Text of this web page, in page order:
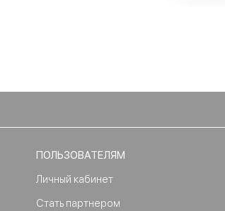
ПОЛЬЗОВАТЕЛЯМ
Личный кабинет
Стать партнером